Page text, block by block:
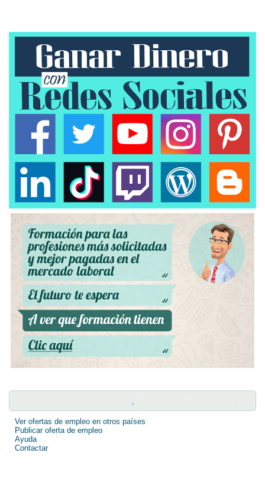
.
Ver ofertas de empleo en otros países
Publicar oferta de empleo
Ayuda
Contactar